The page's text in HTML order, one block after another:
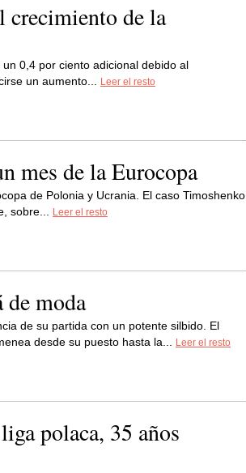
crecimiento de la
0,4 por ciento adicional debido al
un aumento...
Leer el resto
mes de la Eurocopa
de Polonia y Ucrania. El caso Timoshenko
sobre...
Leer el resto
moda
de su partida con un potente silbido. El
desde su puesto hasta la...
Leer el resto
polaca, 35 años